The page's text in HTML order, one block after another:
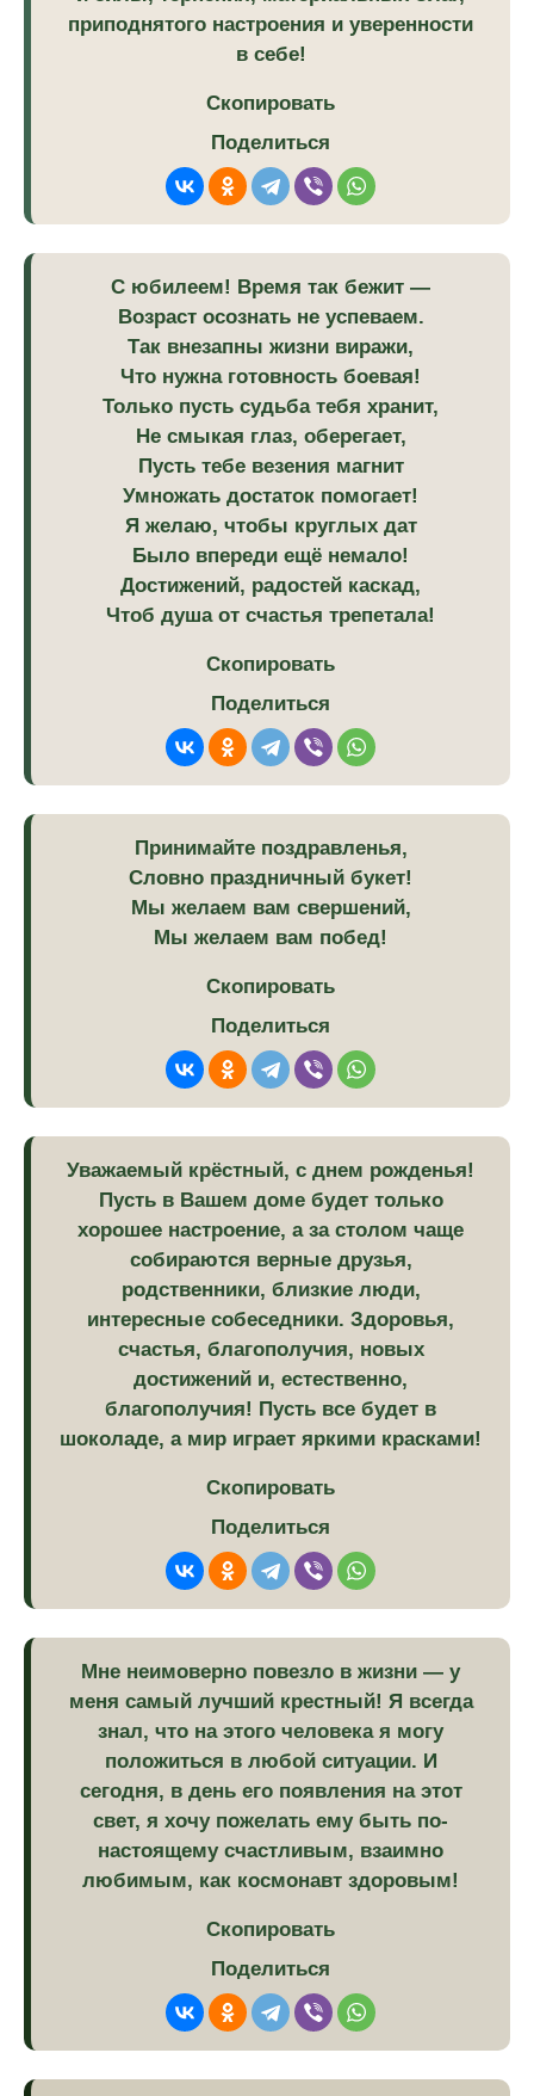
приподнятого настроения и уверенности
в себе!
Скопировать
Поделиться
С юбилеем! Время так бежит —
Возраст осознать не успеваем.
Так внезапны жизни виражи,
Что нужна готовность боевая!
Только пусть судьба тебя хранит,
Не смыкая глаз, оберегает,
Пусть тебе везения магнит
Умножать достаток помогает!
Я желаю, чтобы круглых дат
Было впереди ещё немало!
Достижений, радостей каскад,
Чтоб душа от счастья трепетала!
Скопировать
Поделиться
Принимайте поздравленья,
Словно праздничный букет!
Мы желаем вам свершений,
Мы желаем вам побед!
Скопировать
Поделиться
Уважаемый крёстный, с днем рожденья!
Пусть в Вашем доме будет только
хорошее настроение, а за столом чаще
собираются верные друзья,
родственники, близкие люди,
интересные собеседники. Здоровья,
счастья, благополучия, новых
достижений и, естественно,
благополучия! Пусть все будет в
шоколаде, а мир играет яркими красками!
Скопировать
Поделиться
Мне неимоверно повезло в жизни — у
меня самый лучший крестный! Я всегда
знал, что на этого человека я могу
положиться в любой ситуации. И
сегодня, в день его появления на этот
свет, я хочу пожелать ему быть по-
настоящему счастливым, взаимно
любимым, как космонавт здоровым!
Скопировать
Поделиться